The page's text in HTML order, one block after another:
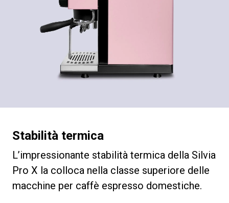
Stabilità termica
L’impressionante stabilità termica della Silvia
Pro X la colloca nella classe superiore delle
macchine per caffè espresso domestiche.